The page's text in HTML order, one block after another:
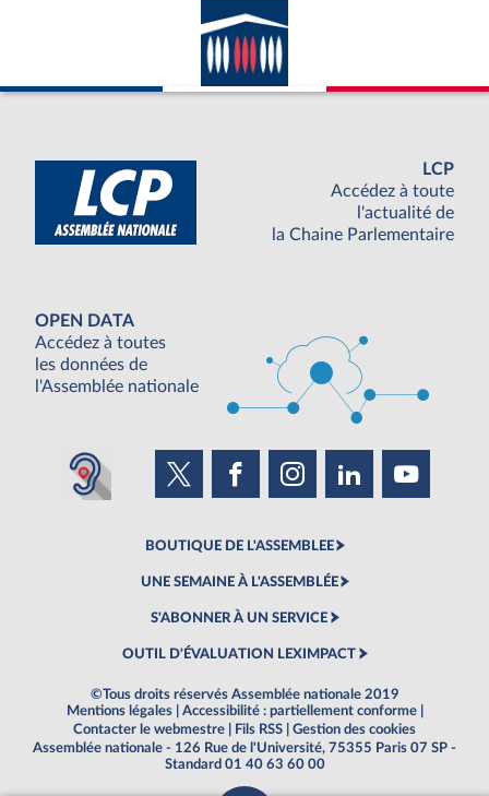
LCP
Accédez à toute
l'actualité de
la Chaine Parlementaire
OPEN DATA
Accédez à toutes
les données de
l'Assemblée nationale
BOUTIQUE DE L'ASSEMBLEE
UNE SEMAINE À L'ASSEMBLÉE
S'ABONNER À UN SERVICE
OUTIL D'ÉVALUATION LEXIMPACT
©Tous droits réservés Assemblée nationale 2019
Mentions légales
Accessibilité : partiellement conforme
Contacter le webmestre
Fils RSS
Gestion des cookies
Assemblée nationale - 126 Rue de l'Université, 75355 Paris 07 SP -
Standard 01 40 63 60 00